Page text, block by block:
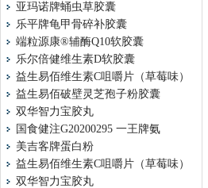
亚玛诺牌蛹虫草胶囊
乐平牌龟甲骨碎补胶囊
端粒源康®辅酶Q10软胶囊
乐尔倍健维生素D软胶囊
益生易佰维生素C咀嚼片（草莓味）
益生易佰破壁灵芝孢子粉胶囊
双华智力宝胶丸
国食健注G20200295 一王牌氨
美吉客牌蛋白粉
益生易佰维生素C咀嚼片（草莓味）
双华智力宝胶丸